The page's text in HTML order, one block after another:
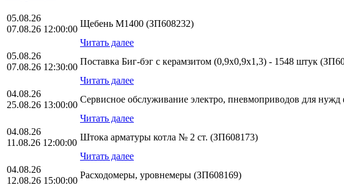
05.08.26
07.08.26 12:00:00
Щебень М1400 (ЗП608232)
Читать далее
05.08.26
07.08.26 12:30:00
Поставка Биг-бэг с керамзитом (0,9х0,9х1,3) - 1548 штук
Читать далее
04.08.26
25.08.26 13:00:00
Сервисное обслуживание электро, пневмоприводов для
Читать далее
04.08.26
11.08.26 12:00:00
Штока арматуры котла № 2 ст. (ЗП608173)
Читать далее
04.08.26
12.08.26 15:00:00
Расходомеры, уровнемеры (ЗП608169)